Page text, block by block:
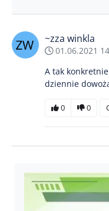
~zza winkla
01.06.2021
A tak
dziennie
0 0